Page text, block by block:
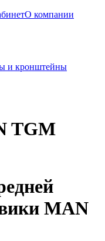
О компании
и кронштейны
TGM
MAN